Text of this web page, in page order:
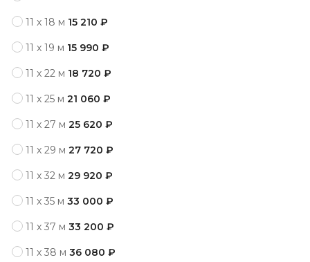
11 x 18 м 15 210 ₽
11 x 19 м 15 990 ₽
11 x 22 м 18 720 ₽
11 x 25 м 21 060 ₽
11 x 27 м 25 620 ₽
11 x 29 м 27 720 ₽
11 x 32 м 29 920 ₽
11 x 35 м 33 000 ₽
11 x 37 м 33 200 ₽
11 x 38 м 36 080 ₽